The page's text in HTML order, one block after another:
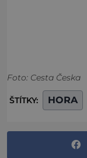
Foto: Cesta Česka
ŠTÍTKY: HORA